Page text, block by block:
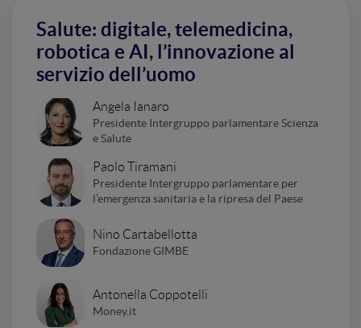
Salute: digitale, telemedicina,
robotica e AI, l’innovazione al
servizio dell’uomo
Angela Ianaro
Presidente Intergruppo parlamentare Scienza
e Salute
Paolo Tiramani
Presidente Intergruppo parlamentare per
l’emergenza sanitaria e la ripresa del Paese
Nino Cartabellotta
Fondazione GIMBE
Antonella Coppotelli
Money.it